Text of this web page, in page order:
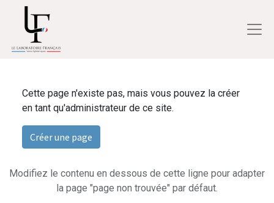
Cette page n'existe pas, mais vous pouvez la créer
en tant qu'administrateur de ce site.
Créer une page
Modifiez le contenu en dessous de cette ligne pour adapter
la page "page non trouvée" par défaut.